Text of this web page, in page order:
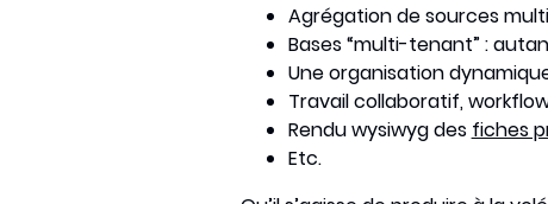
Agrégation de sources
Bases “multi-tenant” :
Une organisation
Travail collaboratif,
Rendu wysiwyg des fiches
Etc.